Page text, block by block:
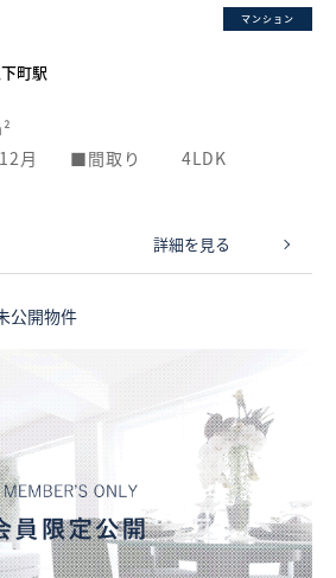
マンション
町駅
月 間取り 4LDK
詳細を見る
公開物件